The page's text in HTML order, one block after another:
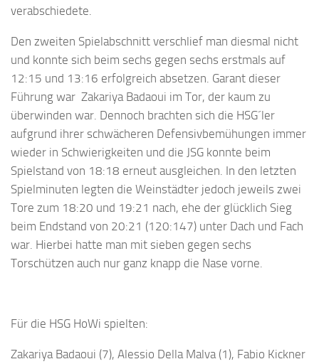
verabschiedete.
Den zweiten Spielabschnitt verschlief man diesmal nicht
und konnte sich beim sechs gegen sechs erstmals auf
12:15 und 13:16 erfolgreich absetzen. Garant dieser
Führung war Zakariya Badaoui im Tor, der kaum zu
überwinden war. Dennoch brachten sich die HSG´ler
aufgrund ihrer schwächeren Defensivbemühungen immer
wieder in Schwierigkeiten und die JSG konnte beim
Spielstand von 18:18 erneut ausgleichen. In den letzten
Spielminuten legten die Weinstädter jedoch jeweils zwei
Tore zum 18:20 und 19:21 nach, ehe der glücklich Sieg
beim Endstand von 20:21 (120:147) unter Dach und Fach
war. Hierbei hatte man mit sieben gegen sechs
Torschützen auch nur ganz knapp die Nase vorne.
Für die HSG HoWi spielten:
Zakariya Badaoui (7), Alessio Della Malva (1), Fabio Kickner